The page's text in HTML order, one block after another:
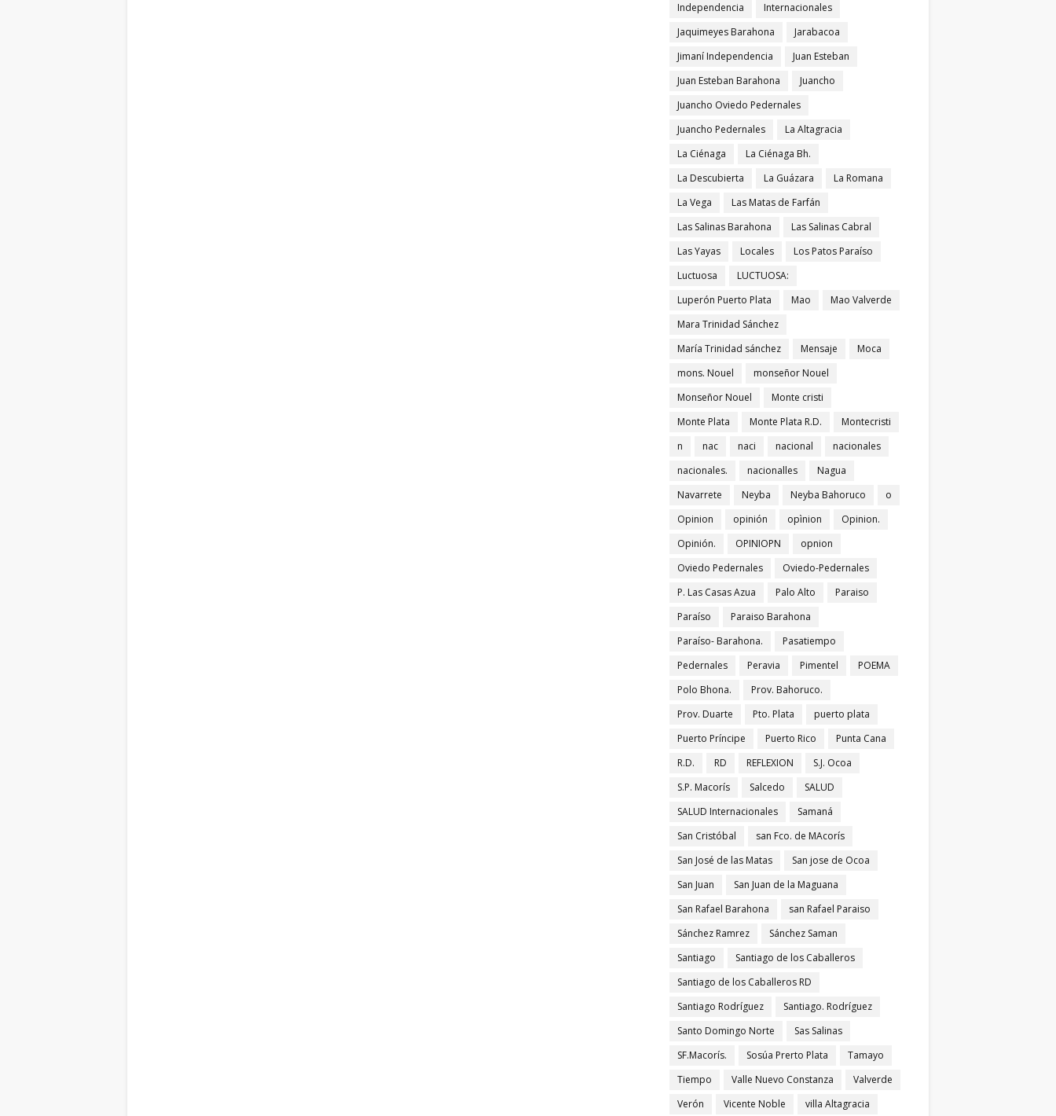
Independencia
Internacionales
Jaquimeyes Barahona
Jarabacoa
Jimaní Independencia
Juan Esteban
Juan Esteban Barahona
Juancho
Juancho Oviedo Pedernales
Juancho Pedernales
La Altagracia
La Ciénaga
La Ciénaga Bh.
La Descubierta
La Guázara
La Romana
La Vega
Las Matas de Farfán
Las Salinas Barahona
Las Salinas Cabral
Las Yayas
Locales
Los Patos Paraíso
Luctuosa
LUCTUOSA:
Luperón Puerto Plata
Mao
Mao Valverde
Mara Trinidad Sánchez
María Trinidad sánchez
Mensaje
Moca
mons. Nouel
monseñor Nouel
Monseñor Nouel
Monte cristi
Monte Plata
Monte Plata R.D.
Montecristi
n
nac naci nacional
nacionales
nacionales.
nacionalles
Nagua
Navarrete
Neyba Neyba Bahoruco
o
Opinion
opinión opìnion
Opinion.
Opinión.
OPINIOPN
opnion
Oviedo Pedernales
Oviedo-Pedernales
P. Las Casas Azua
Palo Alto
Paraiso
Paraíso
Paraiso Barahona
Paraíso- Barahona.
Pasatiempo
Pedernales
Peravia Pimentel
POEMA
Polo Bhona.
Prov. Bahoruco.
Prov. Duarte
Pto. Plata
puerto plata
Puerto Príncipe
Puerto Rico
Punta Cana
R.D.
RD REFLEXION
S.J. Ocoa
S.P. Macorís
Salcedo
SALUD
SALUD Internacionales
Samaná
San Cristóbal
san Fco. de MAcorís
San José de las Matas
San jose de Ocoa
San Juan
San Juan de la Maguana
San Rafael Barahona
san Rafael Paraiso
Sánchez Ramrez
Sánchez Saman
Santiago
Santiago de los Caballeros
Santiago de los Caballeros RD
Santiago Rodríguez
Santiago. Rodríguez
Santo Domingo Norte
Sas Salinas
SF.Macorís.
Sosúa Prerto Plata
Tamayo
Tiempo
Valle Nuevo Constanza
Valverde
Verón
Vicente Noble villa Altagracia